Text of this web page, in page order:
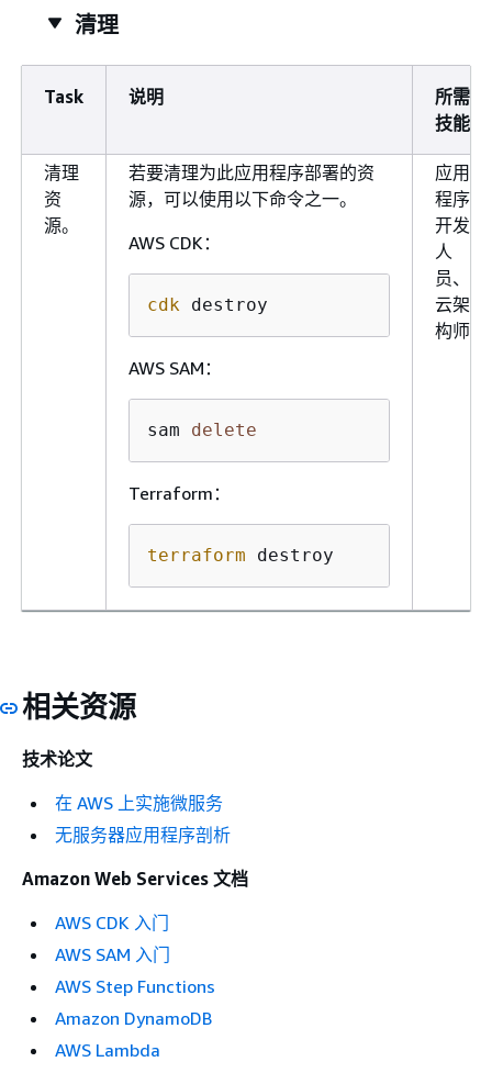
清理
Task 说明
所需
技能
清理
资
源。
若要清理为此应用程序部署的资
源，可以使用以下命令之一。
AWS CDK：
cdk destroy
AWS SAM：
sam delete
Terraform：
terraform destroy
应用
程序
开发
人
员、
云架
构师
相关资源
技术论文
在 AWS 上实施微服务
无服务器应用程序剖析
Amazon Web Services 文档
AWS CDK 入门
AWS SAM 入门
AWS Step Functions
Amazon DynamoDB
AWS Lambda